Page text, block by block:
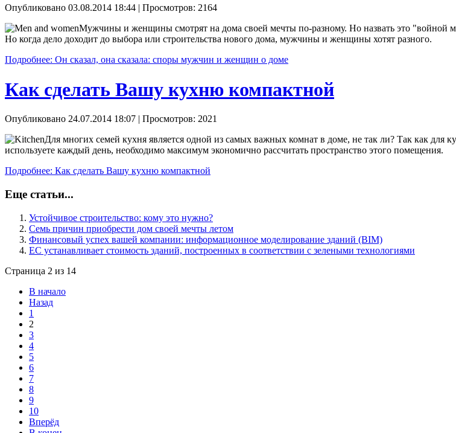
Опубликовано 03.08.2014 18:44 | Просмотров: 2164
Мужчины и женщины смотрят на дома своей мечты по-разному. Но назвать это
Но когда дело доходит до выбора или строительства нового дома, мужчины и женщины хотят разного.
Подробнее: Он сказал, она сказала: споры мужчин и женщин о доме
Как сделать Вашу кухню компактной
Опубликовано 24.07.2014 18:07 | Просмотров: 2021
Для многих семей кухня является одной из самых важных комнат в доме, не так ли? Так как
используете каждый день, необходимо максимум экономично рассчитать пространство этого помещения.
Подробнее: Как сделать Вашу кухню компактной
Еще статьи...
Устойчивое строительство: кому это нужно?
Семь причин приобрести дом своей мечты летом
Финансовый успех вашей компании: информационное моделирование зданий (BIM)
ЕС устанавливает стоимость зданий, построенных в соответствии с зелеными технологиями
Страница 2 из 14
В начало
Назад
1
2
3
4
5
6
7
8
9
10
Вперёд